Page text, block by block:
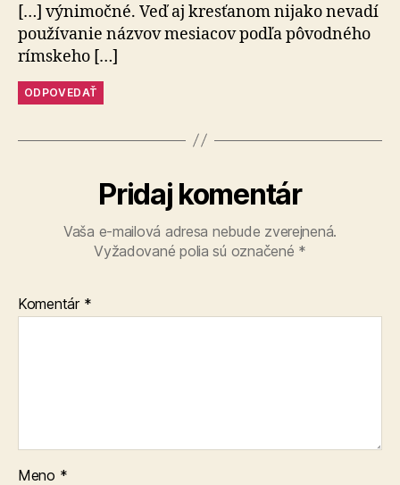
[…] výnimočné. Veď aj kresťanom nijako nevadí
používanie názvov mesiacov podľa pôvodného
rímskeho […]
ODPOVEDAŤ
Pridaj komentár
Vaša e-mailová adresa nebude zverejnená.
Vyžadované polia sú označené *
Komentár *
Meno *